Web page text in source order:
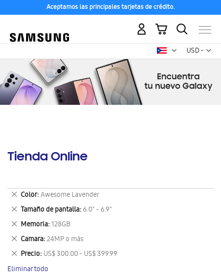
Aceptamos las principales tarjetas de crédito.
USD -
dólar
Mi carrito
Tienda Online
Color Awesome Lavender
Eliminar
este
artículo
Tamaño de pantalla 6.0" - 6.9"
Eliminar
este
artículo
Memoria 128GB
Eliminar
este
artículo
Camara 24MP o más
Eliminar
este
artículo
Precio US$ 300.00 - US$ 399.99
Eliminar
este
artículo
Eliminar todo